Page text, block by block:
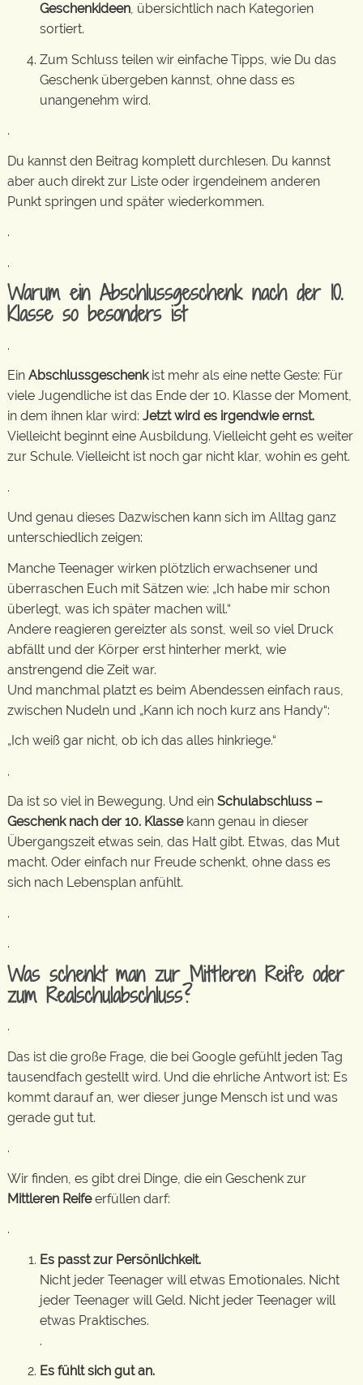
Geschenkideen, übersichtlich nach Kategorien
sortiert.
Zum Schluss teilen wir einfache Tipps, wie Du das
Geschenk übergeben kannst, ohne dass es
unangenehm wird.
.
Du kannst den Beitrag komplett durchlesen. Du kannst
aber auch direkt zur Liste oder irgendeinem anderen
Punkt springen und später wiederkommen.
.
.
Warum ein Abschlussgeschenk nach der 10.
Klasse so besonders ist
.
Ein Abschlussgeschenkist mehr als eine nette Geste: Für
viele Jugendliche ist das Ende der 10. Klasse der Moment,
in dem ihnen klar wird: Jetzt wird es irgendwie ernst.
Vielleicht beginnt eine Ausbildung. Vielleicht geht es weiter
zur Schule. Vielleicht ist noch gar nicht klar, wohin es geht.
.
Und genau dieses Dazwischen kann sich im Alltag ganz
unterschiedlich zeigen:
Manche Teenager wirken plötzlich erwachsener und
überraschen Euch mit Sätzen wie: „Ich habe mir schon
überlegt, was ich später machen will.“
Andere reagieren gereizter als sonst, weil so viel Druck
abfällt und der Körper erst hinterher merkt, wie
anstrengend die Zeit war.
Und manchmal platzt es beim Abendessen einfach raus,
zwischen Nudeln und „Kann ich noch kurz ans Handy“:
„Ich weiß gar nicht, ob ich das alles hinkriege.“
.
Da ist so viel in Bewegung. Und ein Schulabschluss –
Geschenk nach der 10. Klassekann genau in dieser
Übergangszeit etwas sein, das Halt gibt. Etwas, das Mut
macht. Oder einfach nur Freude schenkt, ohne dass es
sich nach Lebensplan anfühlt.
.
.
Was schenkt man zur Mittleren Reife oder
zum Realschulabschluss?
.
Das ist die große Frage, die bei Google gefühlt jeden Tag
tausendfach gestellt wird. Und die ehrliche Antwort ist: Es
kommt darauf an, wer dieser junge Mensch ist und was
gerade gut tut.
.
Wir finden, es gibt drei Dinge, die ein Geschenk zur
Mittleren Reifeerfüllen darf:
.
Es passt zur Persönlichkeit.
Nicht jeder Teenager will etwas Emotionales. Nicht
jeder Teenager will Geld. Nicht jeder Teenager will
etwas Praktisches.
.
Es fühlt sich gut an.